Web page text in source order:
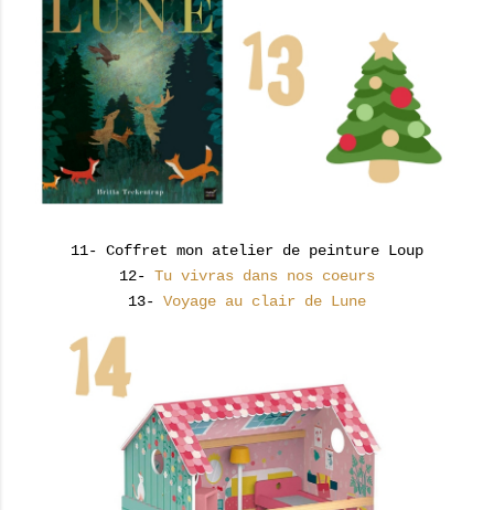
11- Coffret mon atelier de peinture Loup
12- Tu vivras dans nos coeurs
13- Voyage au clair de Lune